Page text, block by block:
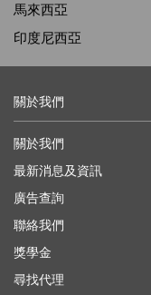
馬來西亞
印度尼西亞
關於我們
關於我們
最新消息及資訊
廣告查詢
聯絡我們
獎學金
尋找代理